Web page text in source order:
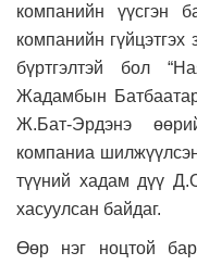
компанийн үүсгэн
компанийн гүйцэтгэх
бүртгэлтэй бол
Жадамбын
Ж.Бат-Эрдэнэ
компаниа
түүний хадам дүү
хасуулсан байдаг.
Өөр нэг ноцтой